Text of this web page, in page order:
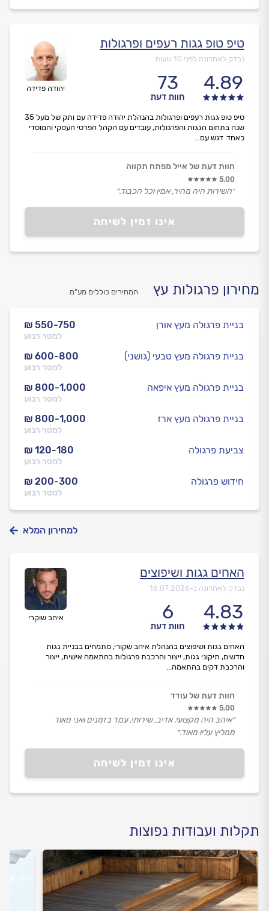
יהודה פדידה
טיפ טופ גגות רעפים ופרגולות
נבדק לאחרונה לפני 10 שעות
4.89
73
חוות דעת
אינו זמין לשיחה
טיפ טופ גגות רעפים ופרגולות בהנהלת יהודה פדידה עם ותק של מעל 35
שנה בתחום הגגות והפרגולות, עובדים עם הקהל הפרטי העסקי והמוסדי
כאחד. דגש עם...
חוות דעת של אייל מפתח תקווה
5.00
״השירות היה מהיר, אמין וכל הכבוד.״
מחירון פרגולות עץ המחירים כוללים מע”מ
₪ 550-750
למטר רבוע
בניית פרגולה מעץ אורן
₪ 600-800
למטר רבוע
בניית פרגולה מעץ טבעי (גושני)
₪ 800-1,000
למטר רבוע
בניית פרגולה מעץ איפאה
₪ 800-1,000
למטר רבוע
בניית פרגולה מעץ ארז
₪ 120-180
למטר רבוע
צביעת פרגולה
₪ 200-300
למטר רבוע
חידוש פרגולה
למחירון המלא
איהב שוקרי
האחים גגות ושיפוצים
נבדק לאחרונה ב-16.07.2026
4.83
6
חוות דעת
אינו זמין לשיחה
האחים גגות ושיפוצים בהנהלת איהב שקורי, מתמחים בבניית גגות
חדשים, תיקוני גגות, ייצור והרכבת פרגולות בהתאמה אישית, ייצור
והרכבת דקים בהתאמה...
חוות דעת של עודד
5.00
״איהב היה מקצועי, אדיב, שירותי, עמד בזמנים ואני מאוד
ממליץ עליו מאוד.״
תקלות ועבודות נפוצות